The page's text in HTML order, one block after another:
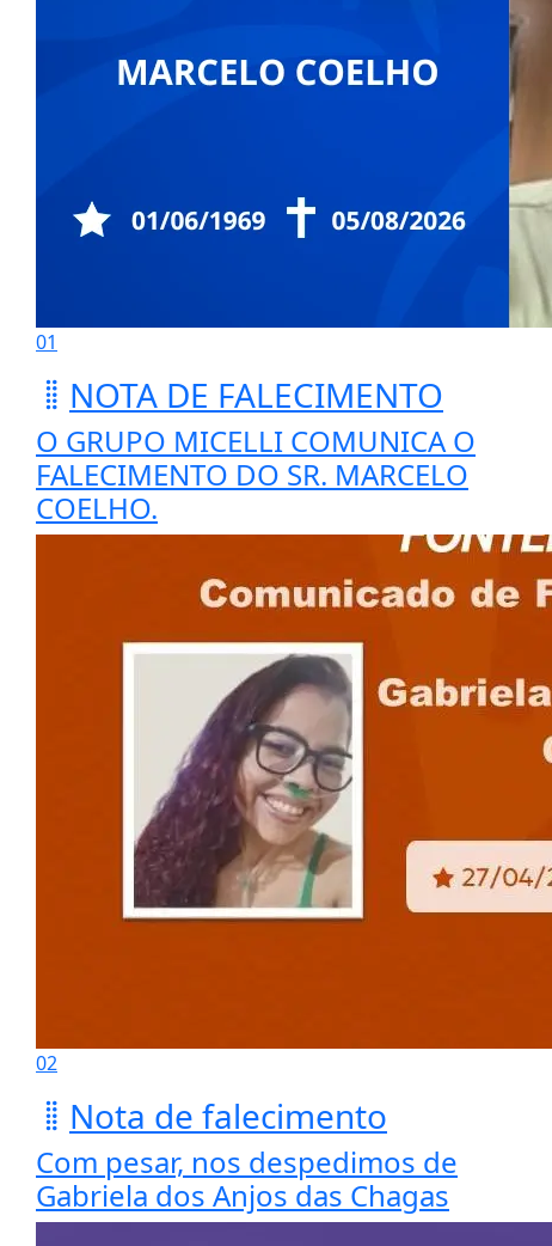
01
NOTA DE FALECIMENTO
O GRUPO MICELLI COMUNICA O
FALECIMENTO DO SR. MARCELO
COELHO.
02
Nota de falecimento
Com pesar, nos despedimos de
Gabriela dos Anjos das Chagas